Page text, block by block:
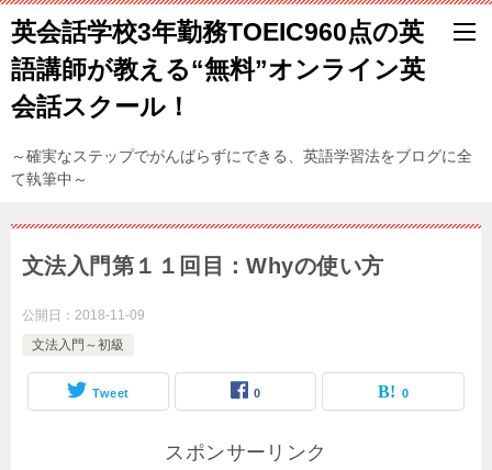
英会話学校3年勤務TOEIC960点の英
語講師が教える“無料”オンライン英
会話スクール！
～確実なステップでがんばらずにできる、英語学習法をブログに全
て執筆中～
文法入門第１１回目：Whyの使い方
公開日： 2018-11-09
文法入門～初級
Tweet 0 0
スポンサーリンク